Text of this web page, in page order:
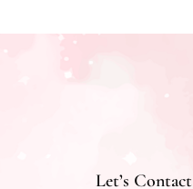
Let’s Contact